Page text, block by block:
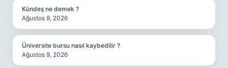
Kündeş ne demek ?
Ağustos 9, 2026
Üniversite bursu nasıl kaybedilir ?
Ağustos 9, 2026